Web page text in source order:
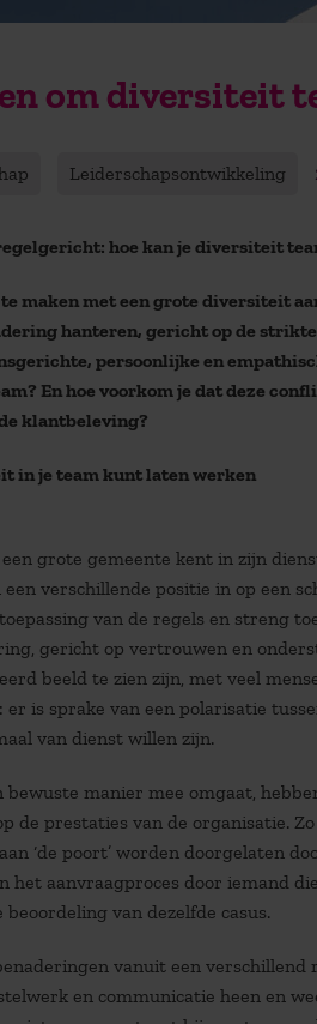
om diversiteit
Leiderschapsontwikkeling
hoe kan je diversiteit
maken met een grote diversiteit
hanteren, gericht op de
persoonlijke en
En hoe voorkom je dat deze
klantbeleving?
in je team kunt laten werken
een grote gemeente kent in zijn
verschillende positie in op een
van de regels en streng
gericht op vertrouwen en
beeld te zien zijn, met veel
is sprake van een polarisatie
van dienst willen zijn.
bewuste manier mee omgaat,
de prestaties van de organisatie.
‘de poort’ worden doorgelaten
het aanvraagproces door iemand
van dezelfde casus.
vanuit een
en communicatie heen en